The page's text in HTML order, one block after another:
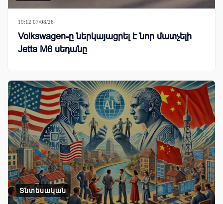
19:12 07/08/26
Volkswagen-ը ներկայացրել է նոր մատչելի
Jetta M6 սեդանը
Տնտեսական